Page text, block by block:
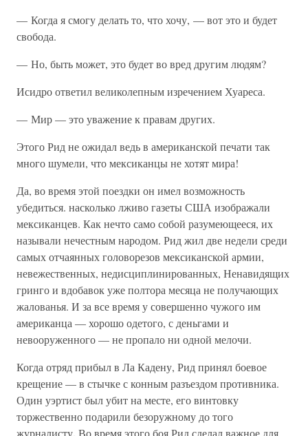
— Когда я смогу делать то, что хочу, — вот это и будет
свобода.
— Но, быть может, это будет во вред другим людям?
Исидро ответил великолепным изречением Хуареса.
— Мир — это уважение к правам других.
Этого Рид не ожидал ведь в американской печати так
много шумели, что мексиканцы не хотят мира!
Да, во время этой поездки он имел возможность
убедиться. насколько лживо газеты США изображали
мексиканцев. Как нечто само собой разумеющееся, их
называли нечестным народом. Рид жил две недели среди
самых отчаянных головорезов мексиканской армии,
невежественных, недисциплинированных, Ненавидящих
гринго и вдобавок уже полтора месяца не получающих
жалованья. И за все время у совершенно чужого им
американца — хорошо одетого, с деньгами и
невооруженного — не пропало ни одной мелочи.
Когда отряд прибыл в Ла Кадену, Рид принял боевое
крещение — в стычке с конным разъездом противника.
Один уэртист был убит на месте, его винтовку
торжественно подарили безоружному до того
журналисту. Во время этого боя Рид сделал важное для